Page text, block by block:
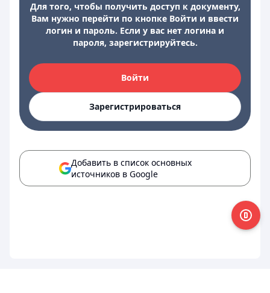
Для того, чтобы получить доступ к документу,
Вам нужно перейти по кнопке Войти и ввести
логин и пароль. Если у вас нет логина и
пароля, зарегистрируйтесь.
Войти
Зарегистрироваться
Добавить в список основных
источников в Google